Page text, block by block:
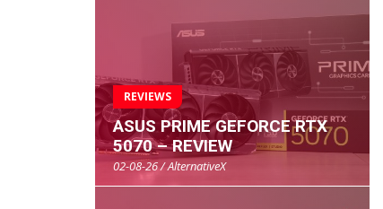
REVIEWS
ASUS PRIME GEFORCE RTX
5070 – REVIEW
02-08-26 / AlternativeX